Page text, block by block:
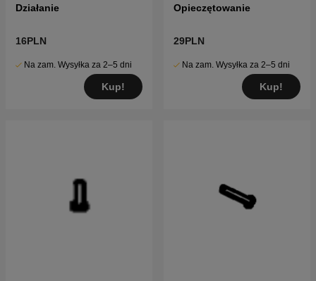
Działanie
16PLN
Na zam. Wysyłka za 2–5 dni
Kup!
Opieczętowanie
29PLN
Na zam. Wysyłka za 2–5 dni
Kup!